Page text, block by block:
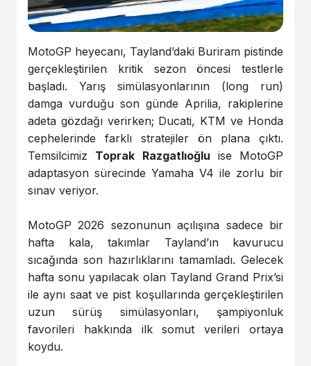
MotoGP heyecanı, Tayland’daki Buriram pistinde
gerçekleştirilen kritik sezon öncesi testlerle
başladı. Yarış simülasyonlarının (long run)
damga vurduğu son günde Aprilia, rakiplerine
adeta gözdağı verirken; Ducati, KTM ve Honda
cephelerinde farklı stratejiler ön plana çıktı.
Temsilcimiz Toprak Razgatlıoğlu ise MotoGP
adaptasyon sürecinde Yamaha V4 ile zorlu bir
sınav veriyor.
MotoGP 2026 sezonunun açılışına sadece bir
hafta kala, takımlar Tayland’ın kavurucu
sıcağında son hazırlıklarını tamamladı. Gelecek
hafta sonu yapılacak olan Tayland Grand Prix’si
ile aynı saat ve pist koşullarında gerçekleştirilen
uzun sürüş simülasyonları, şampiyonluk
favorileri hakkında ilk somut verileri ortaya
koydu.